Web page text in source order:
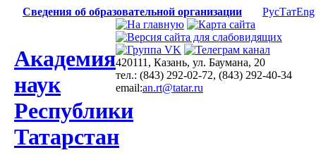
Сведения об образовательной организации РусТатEng
Академия
наук
Республики
Татарстан
420111, Казань, ул. Баумана, 20
тел.: (843) 292-02-72, (843) 292-40-34
email:an.rt@tatar.ru